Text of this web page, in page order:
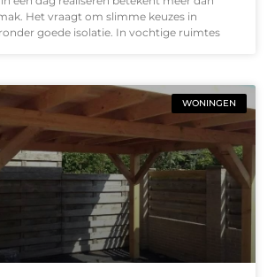
Het vraagt om slimme keuzes in
goede isolatie. In vochtige ruimtes
WONINGEN